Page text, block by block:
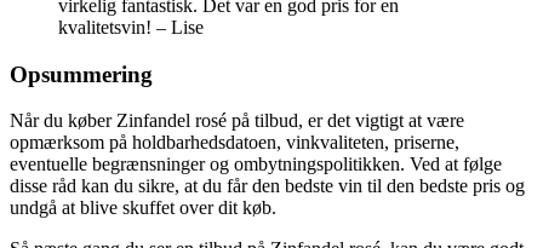
virkelig fantastisk. Det var en god pris for en
kvalitetsvin! – Lise
Opsummering
Når du køber Zinfandel rosé på tilbud, er det vigtigt at være
opmærksom på holdbarhedsdatoen, vinkvaliteten, priserne,
eventuelle begrænsninger og ombytningspolitikken. Ved at følge
disse råd kan du sikre, at du får den bedste vin til den bedste pris og
undgå at blive skuffet over dit køb.